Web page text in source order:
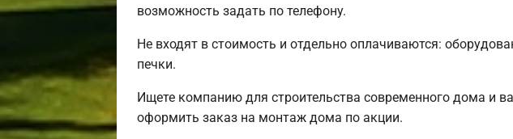
возможность задать по телефону.
Не входят в стоимость и отдельно оплачиваются:
печки.
Ищете компанию для строительства современного дома и
оформить заказ на монтаж дома по акции.